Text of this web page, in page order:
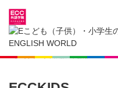
京都府の子供英会話・英語教室
子供（小学生）英会話・英語教室